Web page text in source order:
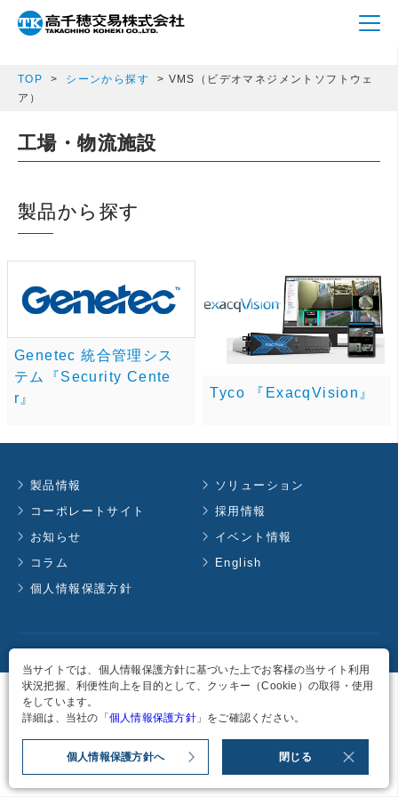
array(1) { ["s_c_category"]=> string(3) "vms" }
TOP シーンから探す
VMS（ビデオマネジメントソフトウェ
ア）
工場・物流施設
製品から探す
Genetec 統合管理シス
テム『Security Cente
r』
Tyco 『ExacqVision』
製品情報
ソリューション
コーポレートサイト
採用情報
お知らせ
イベント情報
コラム
English
個人情報保護方針
当サイトでは、個人情報保護方針に基づいた上でお客様の当サイト利用
状況把握、利便性向上を目的として、クッキー（Cookie）の取得・使用
をしています。
詳細は、当社の「 個人情報保護方針」をご確認ください。
個人情報保護方針へ 閉じる